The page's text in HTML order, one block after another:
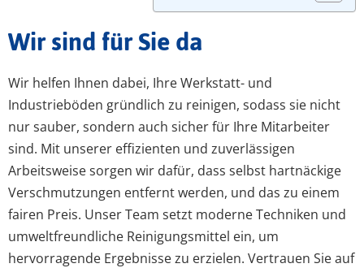
Wir sind für Sie da
Wir helfen Ihnen dabei, Ihre Werkstatt- und
Industrieböden gründlich zu reinigen, sodass sie nicht
nur sauber, sondern auch sicher für Ihre Mitarbeiter
sind. Mit unserer effizienten und zuverlässigen
Arbeitsweise sorgen wir dafür, dass selbst hartnäckige
Verschmutzungen entfernt werden, und das zu einem
fairen Preis. Unser Team setzt moderne Techniken und
umweltfreundliche Reinigungsmittel ein, um
hervorragende Ergebnisse zu erzielen. Vertrauen Sie auf